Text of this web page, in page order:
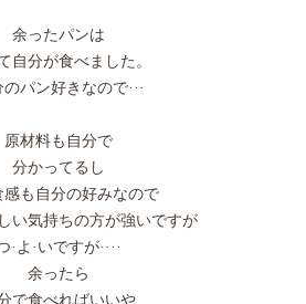
余ったパンは
自分が食べました。
のパン好きなので···
原材料も自分で
分かってるし
感も自分の好みなので
い気持ちの方が強いですが
·よ·いですが····
余ったら
で食べればいいや